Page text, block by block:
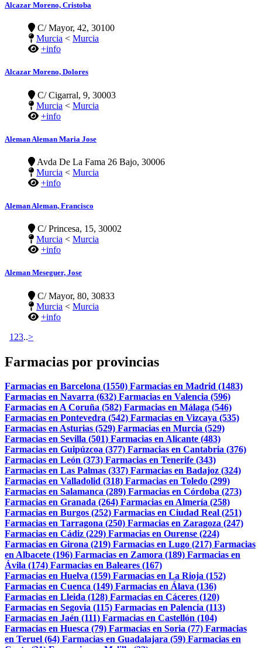
Alcazar Moreno, Cristoba
C/ Mayor, 42, 30100
Murcia < Murcia
+info
Alcazar Moreno, Dolores
C/ Cigarral, 9, 30003
Murcia < Murcia
+info
Aleman Aleman Maria Jose
Avda De La Fama 26 Bajo, 30006
Murcia < Murcia
+info
Aleman Aleman, Francisco
C/ Princesa, 15, 30002
Murcia < Murcia
+info
Aleman Meseguer, Jose
C/ Mayor, 80, 30833
Murcia < Murcia
+info
1 23..>
Farmacias por provincias
Farmacias en Barcelona (1550) Farmacias en Madrid (1483)
Farmacias en Navarra (632) Farmacias en Valencia (596)
Farmacias en A Coruña (582) Farmacias en Málaga (546)
Farmacias en Pontevedra (542) Farmacias en Vizcaya (535)
Farmacias en Asturias (529) Farmacias en Murcia (529)
Farmacias en Sevilla (501) Farmacias en Alicante (483)
Farmacias en Guipúzcoa (377) Farmacias en Cantabria (376)
Farmacias en León (373) Farmacias en Tenerife (343)
Farmacias en Las Palmas (337) Farmacias en Badajoz (324)
Farmacias en Valladolid (318) Farmacias en Toledo (299)
Farmacias en Salamanca (289) Farmacias en Córdoba (273)
Farmacias en Granada (264) Farmacias en Almería (258)
Farmacias en Burgos (252) Farmacias en Ciudad Real (251)
Farmacias en Tarragona (250) Farmacias en Zaragoza (247)
Farmacias en Cádiz (229) Farmacias en Ourense (224)
Farmacias en Girona (219) Farmacias en Lugo (217) Farmacias
en Albacete (196) Farmacias en Zamora (189) Farmacias en
Ávila (174) Farmacias en Baleares (167)
Farmacias en Huelva (159) Farmacias en La Rioja (152)
Farmacias en Cuenca (149) Farmacias en Álava (136)
Farmacias en Lleida (128) Farmacias en Cáceres (120)
Farmacias en Segovia (115) Farmacias en Palencia (113)
Farmacias en Jaén (111) Farmacias en Castellón (104)
Farmacias en Huesca (79) Farmacias en Soria (77) Farmacias
en Teruel (64) Farmacias en Guadalajara (59) Farmacias en